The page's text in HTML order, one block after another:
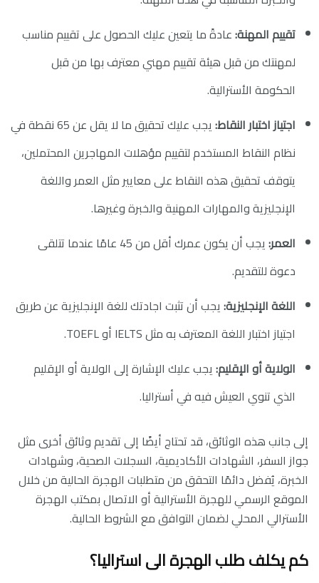
تقييم المهنة:عادةً ما يتعين عليك الحصول على تقييم مناسب
لمهنتك من قبل هيئة تقييم مهني معترف بها من قبل
الحكومة الأسترالية.
اجتياز اختبار النقاط:
يجب عليك تحقيق ما لا يقل عن 65 نقطة في
نظام النقاط المستخدم لتقييم مؤهلات المهاجرين المحتملين،
يتوقف تحقيق هذه النقاط على معايير مثل العمر واللغة
الإنجليزية والمهارات المهنية والخبرة وغيرها.
العمر:
يجب أن يكون عمرك أقل من 45 عامًا عندما تتلقى
دعوة للتقديم.
اللغة الإنجليزية:يجب أن تثبت اجادتك للغة الإنجليزية عن طريق
اجتياز اختبار اللغة المعترف به مثل IELTS أو TOEFL.
الولاية أو الإقليم:يجب عليك الإشارة إلى الولاية أو الإقليم
الذي تنوي العيش فيه في أستراليا.
إلى جانب هذه الوثائق، قد تحتاج أيضًا إلى تقديم وثائق أخرى مثل
جواز السفر، الشهادات الأكاديمية، السجلات الصحية، وشهادات
الخبرة، يُفضل دائمًا التحقق من متطلبات الهجرة الحالية من خلال
الموقع الرسمي للهجرة الأسترالية أو الاتصال بمكتب الهجرة
الأسترالي المحلي لضمان التوافق مع الشروط الحالية.
كم يكلف طلب الهجرة الى استراليا؟